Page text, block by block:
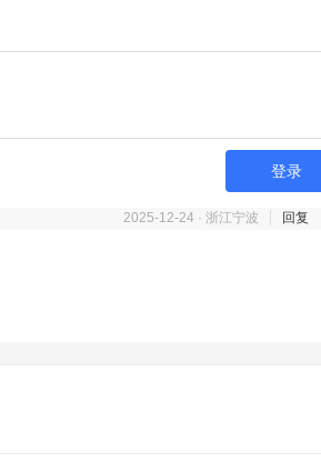
登录
2025-12-24 · 浙江宁波
回复